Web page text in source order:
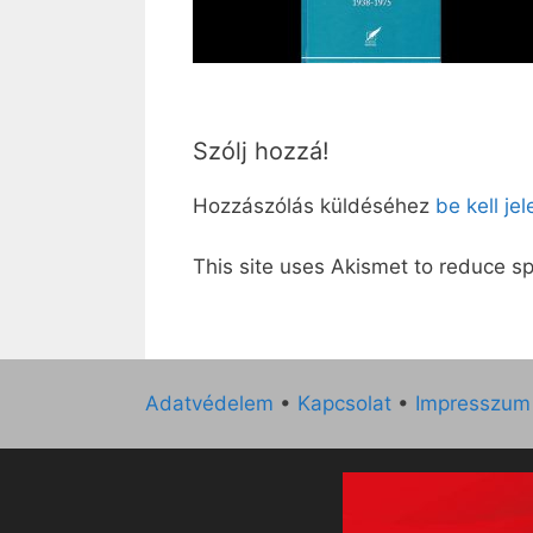
Szólj hozzá!
Hozzászólás küldéséhez be kell
This site uses Akismet to reduce
Adatvédelem • Kapcsolat • Impresszum